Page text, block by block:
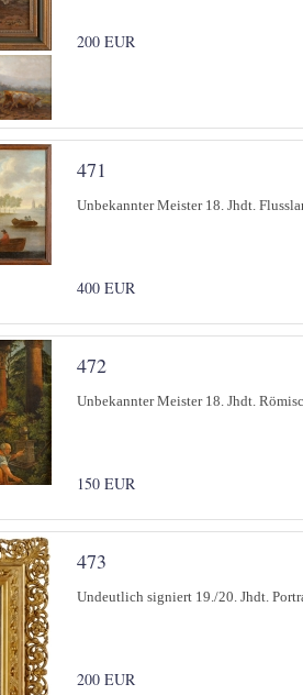
200 EUR
471
Unbekannter Meister 18. Jhdt.
400 EUR
472
Unbekannter Meister 18. Jhdt.
150 EUR
473
Undeutlich signiert 19./20. Jhdt.
200 EUR